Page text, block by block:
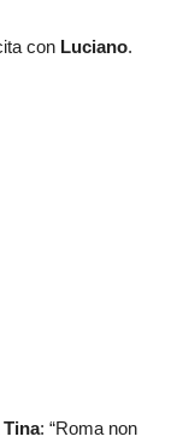
con Luciano.
Tina: “Roma non